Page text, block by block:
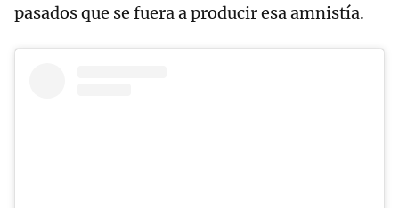
pasados que se fuera a producir esa amnistía.